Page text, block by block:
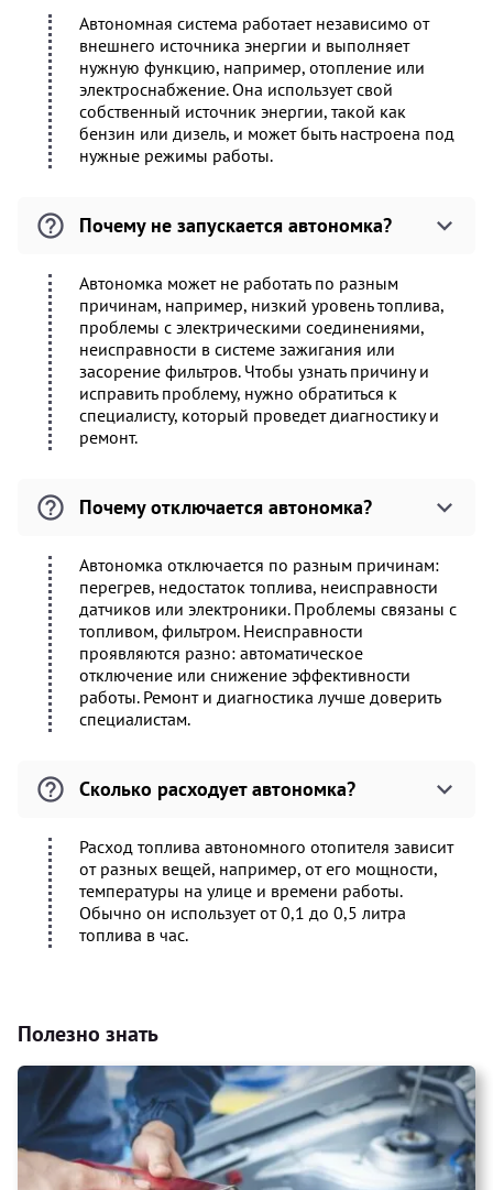
Автономная система работает независимо от
внешнего источника энергии и выполняет
нужную функцию, например, отопление или
электроснабжение. Она использует свой
собственный источник энергии, такой как
бензин или дизель, и может быть настроена под
нужные режимы работы.
Почему не запускается автономка?
Автономка может не работать по разным
причинам, например, низкий уровень топлива,
проблемы с электрическими соединениями,
неисправности в системе зажигания или
засорение фильтров. Чтобы узнать причину и
исправить проблему, нужно обратиться к
специалисту, который проведет диагностику и
ремонт.
Почему отключается автономка?
Автономка отключается по разным причинам:
перегрев, недостаток топлива, неисправности
датчиков или электроники. Проблемы связаны с
топливом, фильтром. Неисправности
проявляются разно: автоматическое
отключение или снижение эффективности
работы. Ремонт и диагностика лучше доверить
специалистам.
Сколько расходует автономка?
Расход топлива автономного отопителя зависит
от разных вещей, например, от его мощности,
температуры на улице и времени работы.
Обычно он использует от 0,1 до 0,5 литра
топлива в час.
Полезно знать